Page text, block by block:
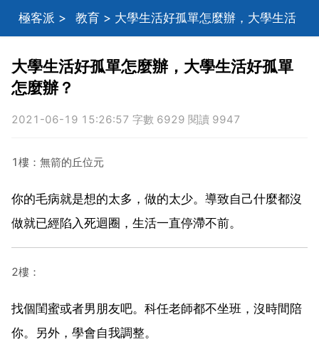
極客派 > 教育 > 大學生活好孤單怎麼辦，大學生活
大學生活好孤單怎麼辦，大學生活好孤單
怎麼辦？
2021-06-19 15:26:57 字數 6929 閱讀 9947
1樓：無箭的丘位元
你的毛病就是想的太多，做的太少。導致自己什麼都沒
做就已經陷入死迴圈，生活一直停滯不前。
2樓：
找個閨蜜或者男朋友吧。科任老師都不坐班，沒時間陪
你。另外，學會自我調整。